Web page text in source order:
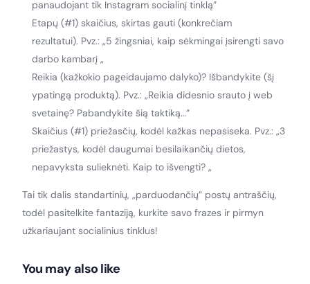
panaudojant tik Instagram socialinį tinklą”
Etapų (#1) skaičius, skirtas gauti (konkrečiam
rezultatui). Pvz.: „5 žingsniai, kaip sėkmingai įsirengti savo
darbo kambarį „
Reikia (kažkokio pageidaujamo dalyko)? Išbandykite (šį
ypatingą produktą). Pvz.: „Reikia didesnio srauto į web
svetainę? Pabandykite šią taktiką…”
Skaičius (#1) priežasčių, kodėl kažkas nepasiseka. Pvz.: „3
priežastys, kodėl daugumai besilaikančių dietos,
nepavyksta sulieknėti. Kaip to išvengti? „
Tai tik dalis standartinių, „parduodančių” postų antraščių,
todėl pasitelkite fantaziją, kurkite savo frazes ir pirmyn
užkariaujant socialinius tinklus!
You may also like